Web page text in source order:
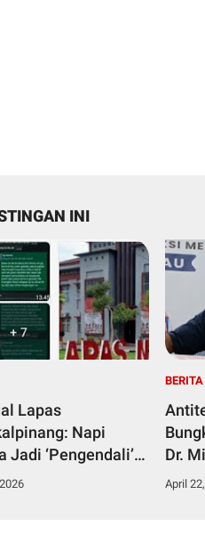
INI
Lapas
Napi
Jadi ‘Pengendali’
dari Kamar
BERITA
Dr.
April